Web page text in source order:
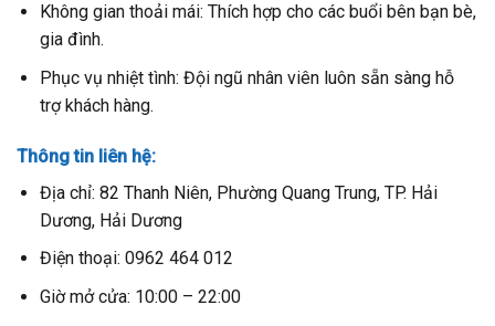
Không gian thoải mái: Thích hợp cho các buổi bên bạn bè,
gia đình.
Phục vụ nhiệt tình: Đội ngũ nhân viên luôn sẵn sàng hỗ
trợ khách hàng.
Thông tin liên hệ:
Địa chỉ: 82 Thanh Niên, Phường Quang Trung, TP. Hải
Dương, Hải Dương
Điện thoại: 0962 464 012
Giờ mở cửa: 10:00 – 22:00